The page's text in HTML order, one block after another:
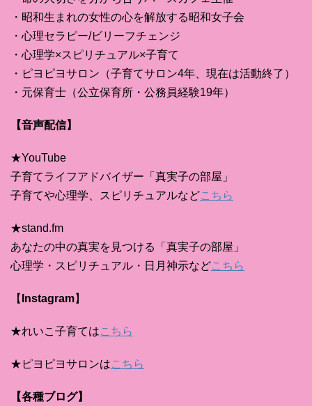
・昭和生まれの女性の心を解放する昭和女子会
・心理セラピー/ビリーフチェンジ
・心理学×スピリチュアル×子育て
・ピヨピヨサロン（子育てサロン4年、現在は活動終了）
・元保育士（公立保育所・公務員経験19年）
【音声配信】
★YouTube
子育てライフアドバイザー「真実子の部屋」
子育てや心理学、スピリチュアルなどこちら
★stand.fm
あなたの中の真実を見つける「真実子の部屋」
心理学・スピリチュアル・日月神示などこちら
【 Instagram】
★れいこ子育てはこちら
★ピヨピヨサロンはこちら
【各種ブログ】